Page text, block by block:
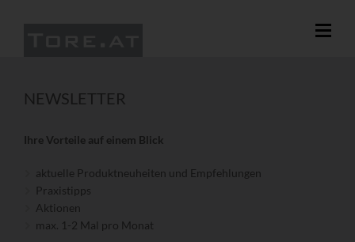
NEWSLETTER
Ihre Vorteile auf einem Blick
aktuelle Produktneuheiten und Empfehlungen
Praxistipps
Aktionen
max. 1-2 Mal pro Monat